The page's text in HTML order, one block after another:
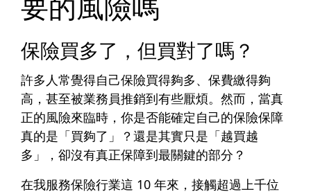
保險買多了，但買對了嗎？
許多人常覺得自己保險買得夠多、保費繳得夠
高，甚至被業務員推銷到有些厭煩。然而，當真
正的風險來臨時，你是否能確定自己的保險保障
真的是「買夠了」？還是其實只是「越買越
多」，卻沒有真正保障到最關鍵的部分？
在我服務保險行業這 10 年來，接觸超過上千位